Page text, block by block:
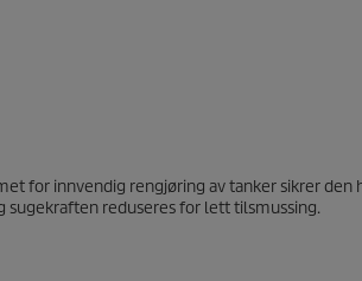
for innvendig rengjøring av tanker sikrer den
sugekraften reduseres for lett tilsmussing.